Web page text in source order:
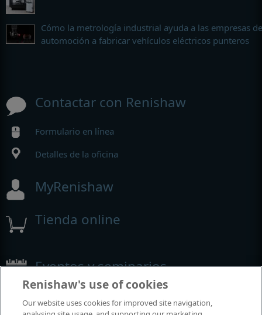
Cómo la metrología industrial ayuda a las empresas de
automoción a fabricar vehículos eléctricos punteros
Contactar con Renishaw
Formulario en línea
Detalles de la oficina
MyRenishaw
Tienda online
Eventos y seminarios
mundo
Renishaw's use of cookies
Our website uses cookies for improved site navigation,